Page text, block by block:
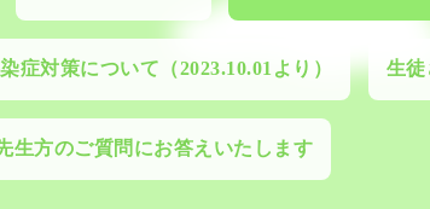
症対策について（2023.10.01より） 生
生方のご質問にお答えいたします